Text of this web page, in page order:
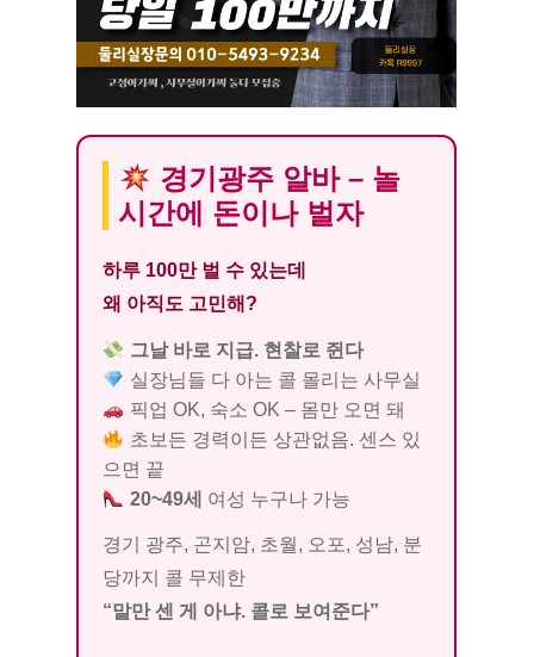
경기광주 알바 – 놀
시간에 돈이나 벌자
하루 100만 벌 수 있는데
왜 아직도 고민해?
그날 바로 지급. 현찰로 쥔다
실장님들 다 아는 콜 몰리는 사무실
픽업 OK, 숙소 OK – 몸만 오면 돼
초보든 경력이든 상관없음. 센스 있
으면 끝
20~49세
여성 누구나 가능
경기 광주, 곤지암, 초월, 오포, 성남, 분
당까지 콜 무제한
“말만 센 게 아냐. 콜로 보여준다”